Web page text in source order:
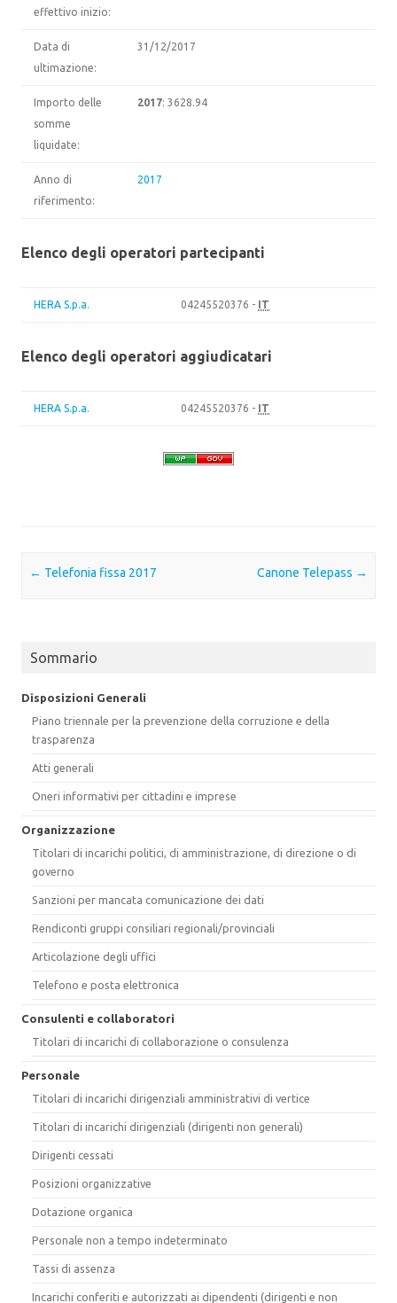
effettivo inizio:
Data di
ultimazione:
31/12/2017
Importo delle
somme
liquidate:
2017: 3628.94
Anno di
riferimento:
2017
Elenco degli operatori partecipanti
HERA S.p.a. 04245520376 - IT
Elenco degli operatori aggiudicatari
HERA S.p.a. 04245520376 - IT
Post navigation
← Telefonia fissa 2017 Canone Telepass →
Sommario
Disposizioni Generali
Piano triennale per la prevenzione della corruzione e della
trasparenza
Atti generali
Oneri informativi per cittadini e imprese
Organizzazione
Titolari di incarichi politici, di amministrazione, di direzione o di
governo
Sanzioni per mancata comunicazione dei dati
Rendiconti gruppi consiliari regionali/provinciali
Articolazione degli uffici
Telefono e posta elettronica
Consulenti e collaboratori
Titolari di incarichi di collaborazione o consulenza
Personale
Titolari di incarichi dirigenziali amministrativi di vertice
Titolari di incarichi dirigenziali (dirigenti non generali)
Dirigenti cessati
Posizioni organizzative
Dotazione organica
Personale non a tempo indeterminato
Tassi di assenza
Incarichi conferiti e autorizzati ai dipendenti (dirigenti e non